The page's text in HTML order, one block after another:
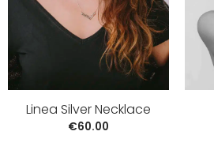
Linea Silver Necklace
€60.00